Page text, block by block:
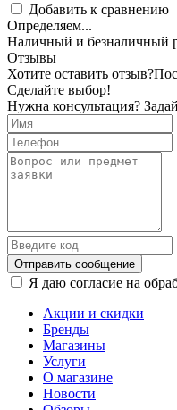
Добавить к сравнению
Определяем...
Наличный и безналичный
Отзывы
Хотите оставить отзыв?
Сделайте выбор!
Нужна консультация?
Отправить сообщение
Я даю согласие на
Акции и скидки
Бренды
Магазины
Услуги
О магазине
Новости